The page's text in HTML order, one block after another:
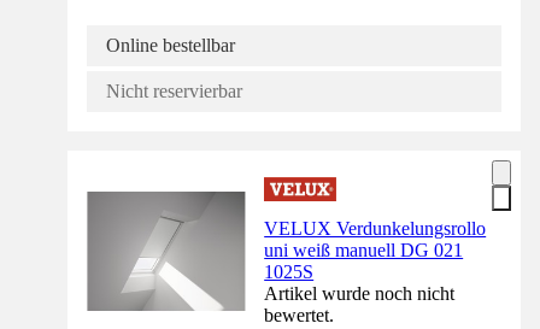
Online bestellbar
Nicht reservierbar
VELUX Verdunkelungsrollo
uni weiß manuell DG 021
1025S
Artikel wurde noch nicht
bewertet.